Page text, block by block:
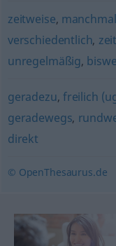
zeitweise,
verschiedentlich,
unregelmäßig,
geradezu, freilich
geradewegs,
direkt
© OpenThesaurus.de